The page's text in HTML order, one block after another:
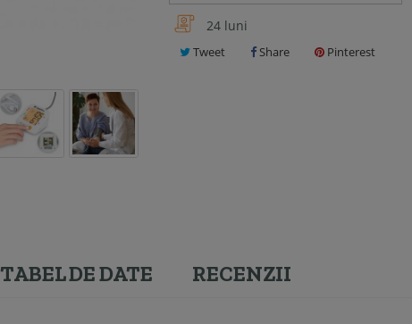
24 luni
Tweet Share Pinterest
TABEL DE DATE RECENZII